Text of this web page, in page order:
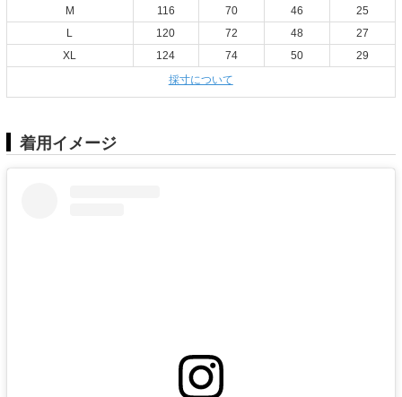
M 116 70 46
25
L
120 72 48
27
XL
124 74 50
29
採寸について
着用イメージ